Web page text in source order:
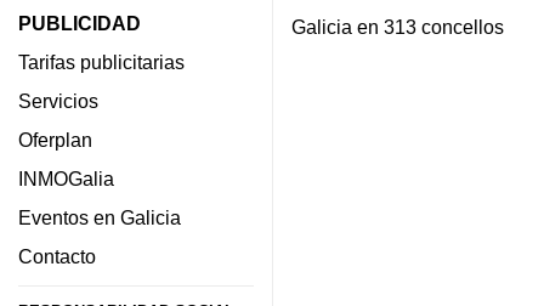
PUBLICIDAD
Tarifas publicitarias
Servicios
Oferplan
INMOGalia
Eventos en Galicia
Contacto
Galicia en 313 concellos